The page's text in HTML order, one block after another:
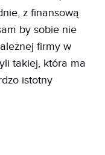
z finansową
by sobie nie
firmy w
takiej, która ma
istotny